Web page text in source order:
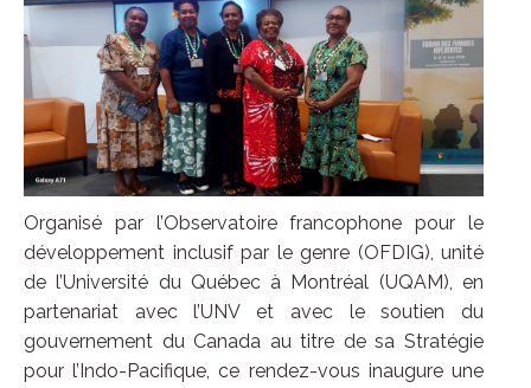
Organisé par l’Observatoire francophone pour le
développement inclusif par le genre (OFDIG), unité
de l’Université du Québec à Montréal (UQAM), en
partenariat avec l’UNV et avec le soutien du
gouvernement du Canada au titre de sa Stratégie
pour l’Indo-Pacifique, ce rendez-vous inaugure une